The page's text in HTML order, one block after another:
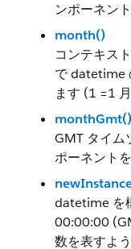
ンポーネン
month()
コンテキス
で datetime
ます (1 =1 月
monthGmt()
GMT タイ
ポーネント
datetime を
00:00:00
数を表すよ